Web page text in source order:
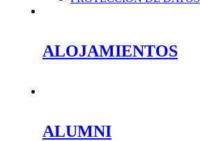
ALOJAMIENTOS
ALUMNI